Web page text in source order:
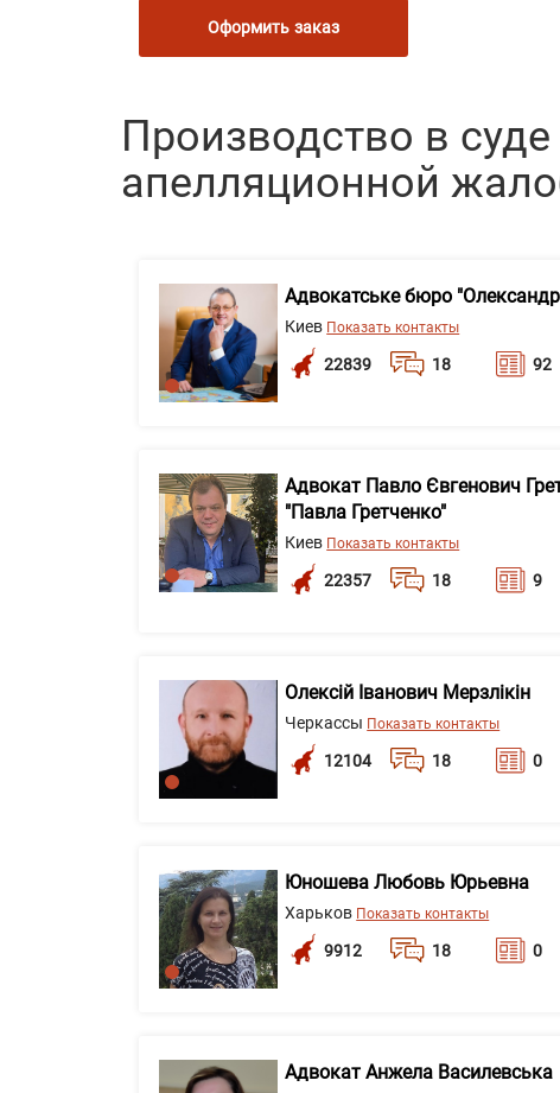
Оформить заказ
Производство в
апелляционной
Адвокатське бюро
Киев Показать контакты
22839 18 92
Адвокат Павло Євгенович
"Павла Гретченко"
Киев Показать контакты
22357 18 9
Олексій Іванович Мерзлікін
Черкассы Показать контакты
12104 18 0
Юношева Любовь Юрьевна
Харьков Показать контакты
9912 18 0
Адвокат Анжела Василевська